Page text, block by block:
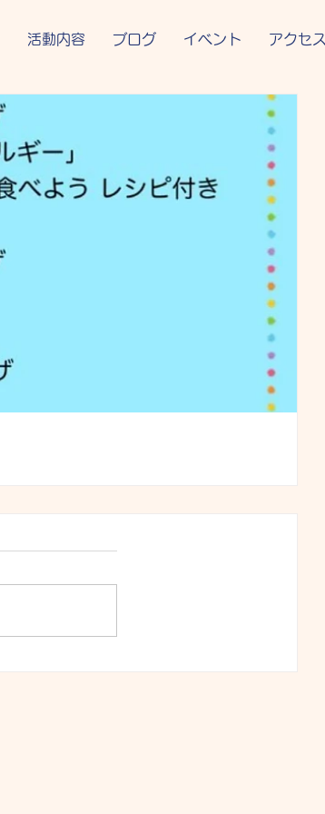
活動内容 ブログ イベント アクセス